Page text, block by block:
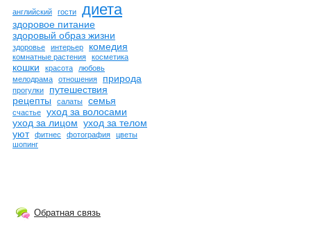
английский гости диета
здоровое питание
здоровый образ жизни
здоровье интерьер комедия
комнатные растения косметика
кошки красота
любовь
мелодрама
отношения природа
прогулки
путешествия
рецепты
салаты семья
счастье
уход за волосами
уход за лицом уход за телом
уют
фитнес фотография
цветы
шопинг
Обратная связь